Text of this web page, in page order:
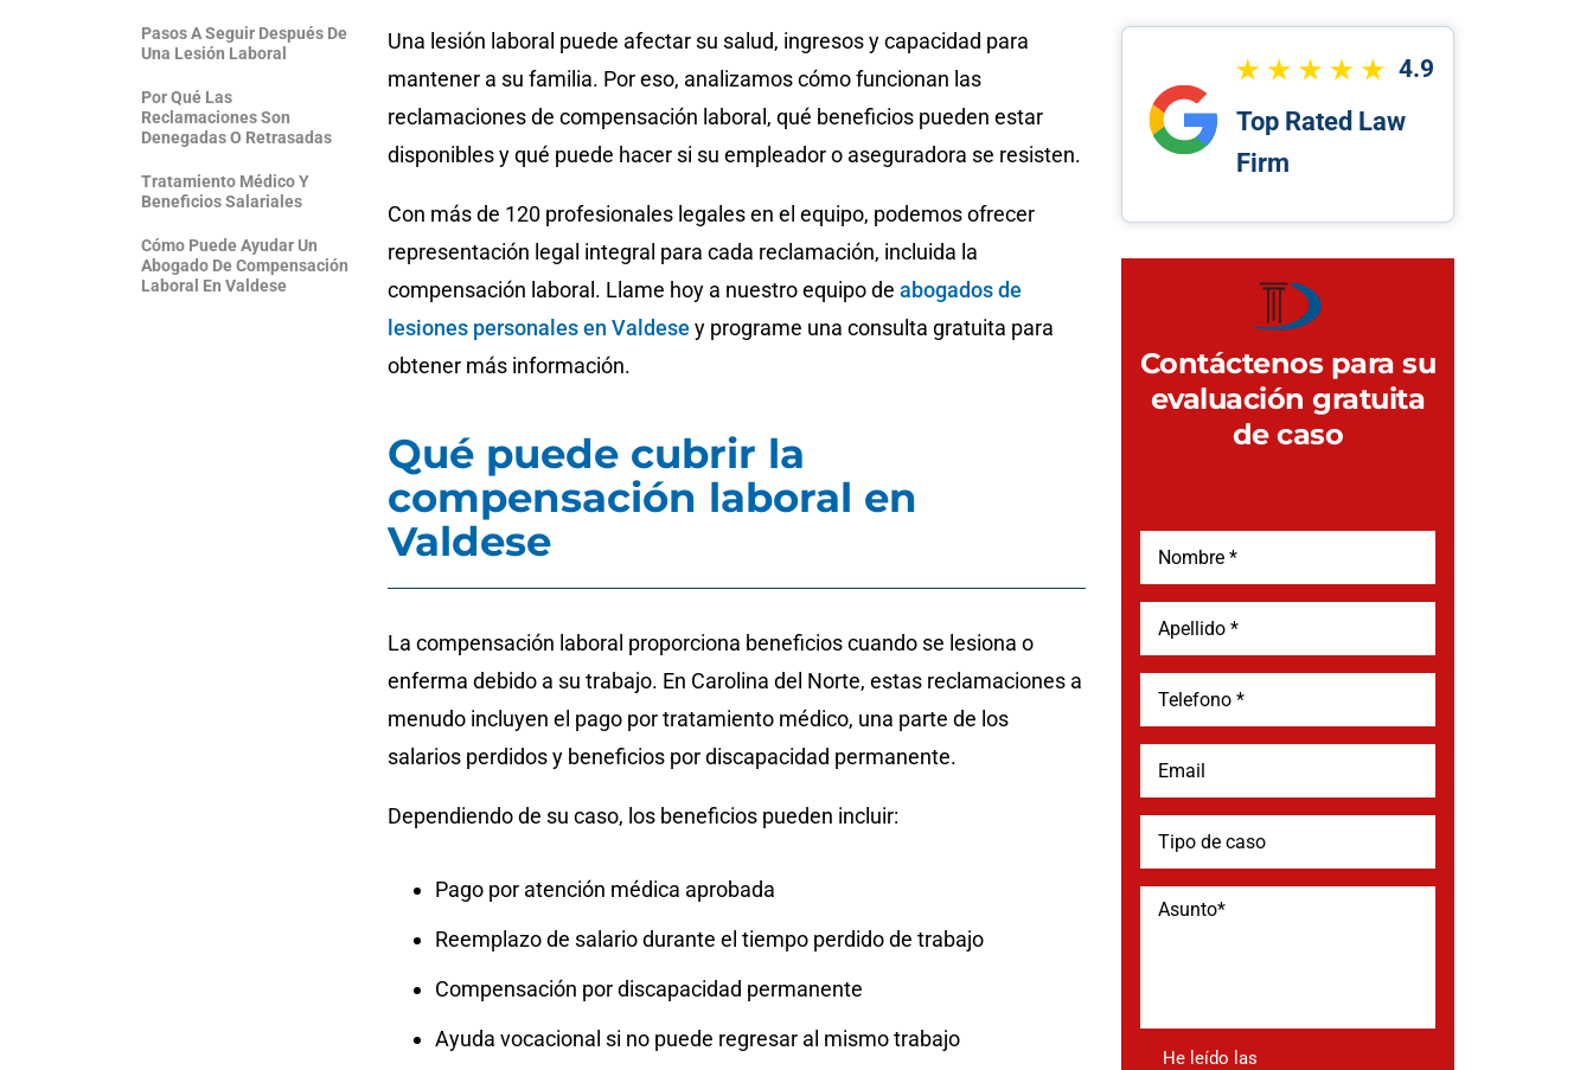
Pasos A Seguir Después De
Una Lesión Laboral
Por Qué Las
Reclamaciones Son
Denegadas O Retrasadas
Tratamiento Médico Y
Beneficios Salariales
Cómo Puede Ayudar Un
Abogado De Compensación
Laboral En Valdese
Una lesión laboral puede afectar su salud, ingresos y capacidad para
mantener a su familia. Por eso, analizamos cómo funcionan las
reclamaciones de compensación laboral, qué beneficios pueden estar
disponibles y qué puede hacer si su empleador o aseguradora se resisten.
Con más de 120 profesionales legales en el equipo, podemos ofrecer
representación legal integral para cada reclamación, incluida la
compensación laboral. Llame hoy a nuestro equipo de abogados de
lesiones personales en Valdese y programe una consulta gratuita para
obtener más información.
Qué puede cubrir la
compensación laboral en
Valdese
La compensación laboral proporciona beneficios cuando se lesiona o
enferma debido a su trabajo. En Carolina del Norte, estas reclamaciones a
menudo incluyen el pago por tratamiento médico, una parte de los
salarios perdidos y beneficios por discapacidad permanente.
Dependiendo de su caso, los beneficios pueden incluir:
Pago por atención médica aprobada
Reemplazo de salario durante el tiempo perdido de trabajo
Compensación por discapacidad permanente
Ayuda vocacional si no puede regresar al mismo trabajo
4.9
Top Rated Law
Firm
Contáctenos para su
evaluación gratuita
de caso
He leído las